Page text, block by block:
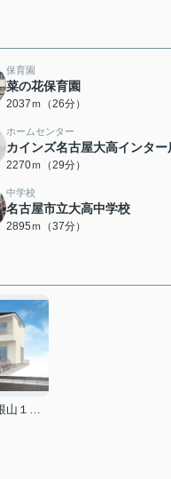
保育園
菜の花保育園
2037ｍ（26分）
ホームセンター
カインズ名古屋大高インター
2270ｍ（29分）
中学校
名古屋市立大高中学校
2895ｍ（37分）
名古屋市緑区大根山１丁目